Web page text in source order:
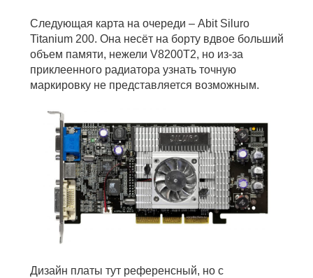
Следующая карта на очереди – Abit Siluro
Titanium 200. Она несёт на борту вдвое больший
объем памяти, нежели V8200T2, но из-за
приклеенного радиатора узнать точную
маркировку не представляется возможным.
Дизайн платы тут референсный, но с